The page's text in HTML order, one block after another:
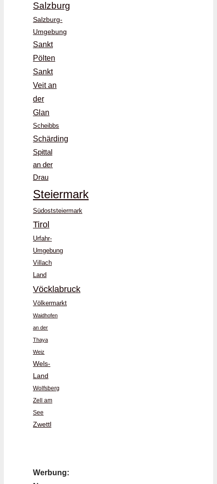
Salzburg
Salzburg-
Umgebung
Sankt
Pölten
Sankt
Veit an
der
Glan
Scheibbs
Schärding
Spittal
an der
Drau
Steiermark
Südoststeiermark
Tirol
Urfahr-
Umgebung
Villach
Land
Vöcklabruck
Völkermarkt
Waidhofen
an der
Thaya
Weiz
Wels-
Land
Wolfsberg
Zell am
See
Zwettl
Werbung: